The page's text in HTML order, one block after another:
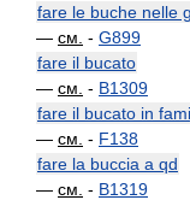
fare le buche nelle
— см. - G899
fare il bucato
— см. - B1309
fare il bucato in
— см. - F138
fare la buccia a qd
— см. - B1319